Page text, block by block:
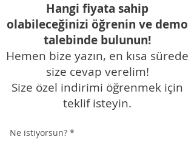
Hangi fiyata sahip
olabileceğinizi öğrenin ve demo
talebinde bulunun!
Hemen bize yazın, en kısa sürede
size cevap verelim!
Size özel indirimi öğrenmek için
teklif isteyin.
Ne istiyorsun? *